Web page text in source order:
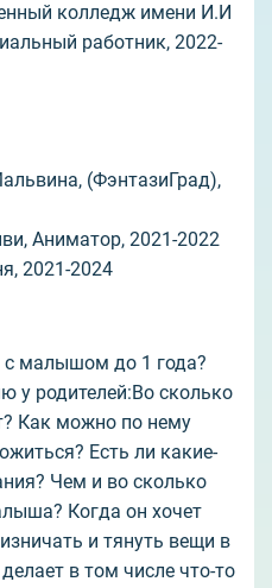
колледж имени И.И
работник, 2022-
(ФэнтазиГрад),
Аниматор, 2021-2022
2021-2024
с малышом до 1 года?
у родителей:Во сколько
Как можно по нему
Есть ли какие-
Чем и во сколько
Когда он хочет
и тянуть вещи в
в том числе что-то